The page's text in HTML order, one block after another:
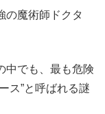
の魔術師ドクタ
中でも、最も危険
ス”と呼ばれる謎